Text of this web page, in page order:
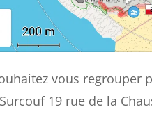
vous regrouper
19 rue de la